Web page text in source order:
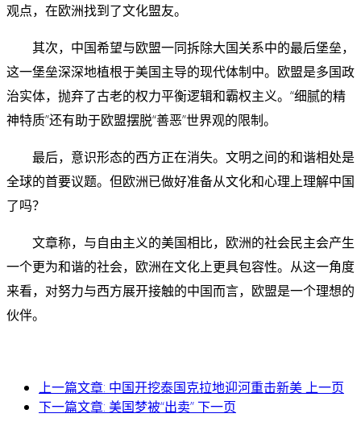
观点，在欧洲找到了文化盟友。
其次，中国希望与欧盟一同拆除大国关系中的最后堡垒，
这一堡垒深深地植根于美国主导的现代体制中。欧盟是多国政
治实体，抛弃了古老的权力平衡逻辑和霸权主义。“细腻的精
神特质”还有助于欧盟摆脱“善恶”世界观的限制。
最后，意识形态的西方正在消失。文明之间的和谐相处是
全球的首要议题。但欧洲已做好准备从文化和心理上理解中国
了吗？
文章称，与自由主义的美国相比，欧洲的社会民主会产生
一个更为和谐的社会，欧洲在文化上更具包容性。从这一角度
来看，对努力与西方展开接触的中国而言，欧盟是一个理想的
伙伴。
上一篇文章: 中国开挖泰国克拉地迎河重击新美 上一页
下一篇文章: 美国梦被“出卖”下一页